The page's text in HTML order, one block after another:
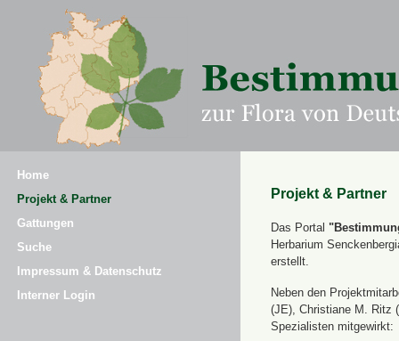
Home
Projekt & Partner
Gattungen
Suche
Impressum & Datenschutz
Interner Login
Projekt & Partner
Das Portal
Herbarium
erstellt.
Neben den
(JE), Christiane M. Ritz
Spezialisten mitgewirkt: